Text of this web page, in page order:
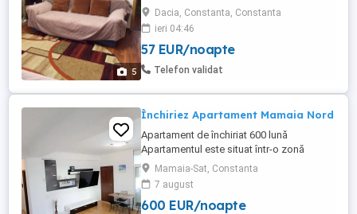
5
orasul Constanta, la intersectia Bd. Tomis
cu Bd. Al. Lapusneanu (zona Dacia -
Tomis III), etaj 2 din 4, vedere la bulevard,
parcare gratuită în zona blocului,
supraveghere video. Locatie excelenta, cu
Dacia, Constanta, Constanta
ieri 04:46
57 EUR/noapte
Telefon validat
Închiriez Apartament Mamaia Nord
Apartament de închiriat 600 lună
Apartamentul este situat într-o zonă
liniștită din Mamaia Nord. Complet
mobilat și utilat, gata de mutare. Loc de
parcare în fața blocului. Detalii în privat.
Mamaia-Sat, Constanta
7 august
600 EUR/noapte